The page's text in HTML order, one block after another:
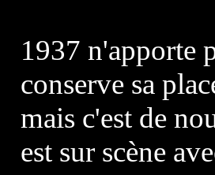
1937 n'apporte
conserve sa
mais c'est de
est sur scène